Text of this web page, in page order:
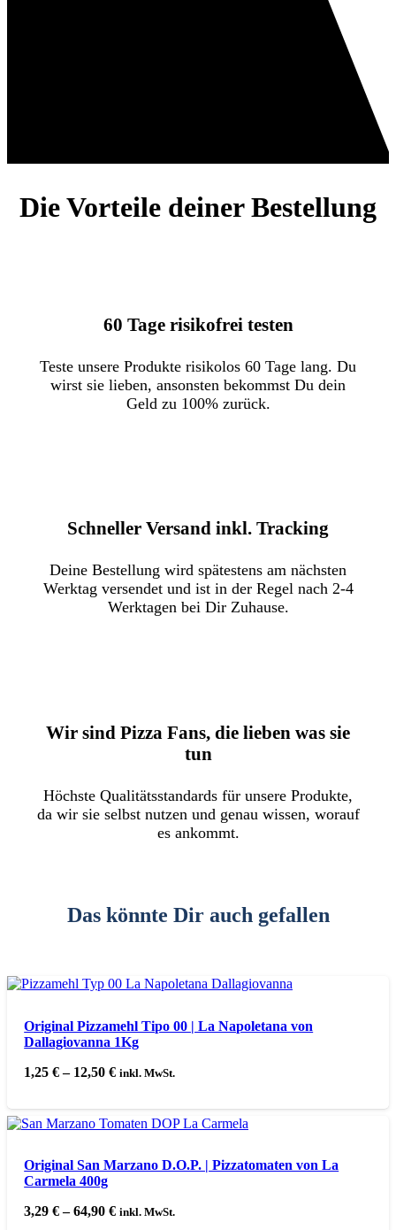
Die Vorteile deiner Bestellung
60 Tage risikofrei testen
Teste unsere Produkte risikolos 60 Tage lang. Du
wirst sie lieben, ansonsten bekommst Du dein
Geld zu 100% zurück.
Schneller Versand inkl. Tracking
Deine Bestellung wird spätestens am nächsten
Werktag versendet und ist in der Regel nach 2-4
Werktagen bei Dir Zuhause.
Wir sind Pizza Fans, die lieben was sie
tun
Höchste Qualitätsstandards für unsere Produkte,
da wir sie selbst nutzen und genau wissen, worauf
es ankommt.
Das könnte Dir auch gefallen
Original Pizzamehl Tipo 00 | La Napoletana von
Dallagiovanna 1Kg
1,25€– 12,50€ inkl. MwSt.
Original San Marzano D.O.P. | Pizzatomaten von La
Carmela 400g
3,29€–64,90€ inkl. MwSt.